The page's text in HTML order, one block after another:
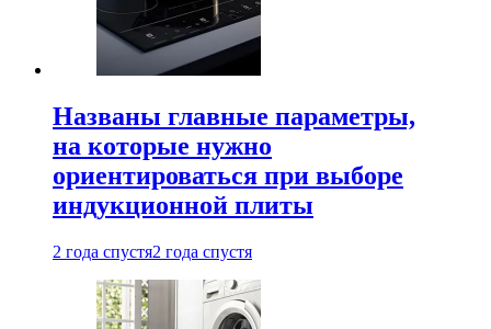
Названы главные параметры,
на которые нужно
ориентироваться при выборе
индукционной плиты
2 года спустя2 года спустя